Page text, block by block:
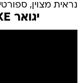
נראית מצוין,
יגואר XE, זה רק נראה דומה